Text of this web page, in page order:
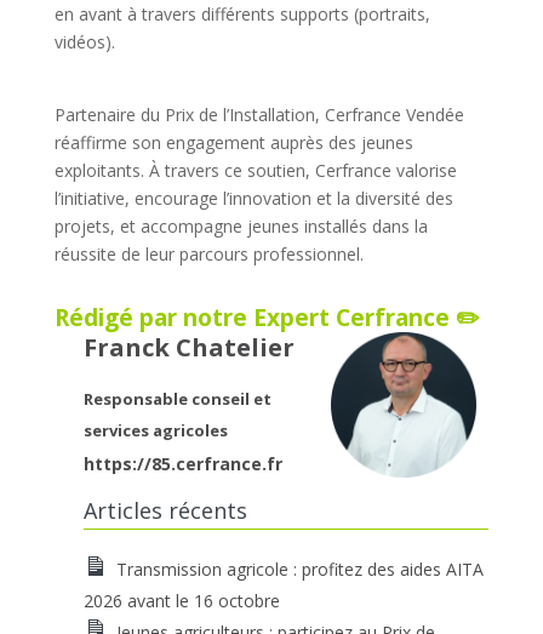
en avant à travers différents supports (portraits,
vidéos).
Partenaire du Prix de l’Installation, Cerfrance Vendée
réaffirme son engagement auprès des jeunes
exploitants. À travers ce soutien, Cerfrance valorise
l’initiative, encourage l’innovation et la diversité des
projets, et accompagne jeunes installés dans la
réussite de leur parcours professionnel.
Rédigé par notre Expert Cerfrance ✏️
Franck Chatelier
Responsable conseil et
services agricoles
https://85.cerfrance.fr
Articles récents
Transmission agricole : profitez des aides AITA
2026 avant le 16 octobre